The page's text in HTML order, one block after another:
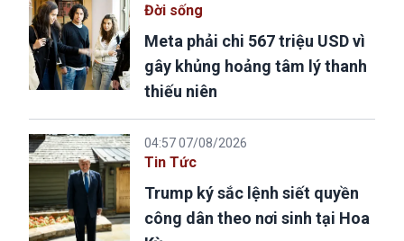
Đời sống
Meta phải chi 567 triệu USD vì
gây khủng hoảng tâm lý thanh
thiếu niên
04:57 07/08/2026
Tin Tức
Trump ký sắc lệnh siết quyền
công dân theo nơi sinh tại Hoa